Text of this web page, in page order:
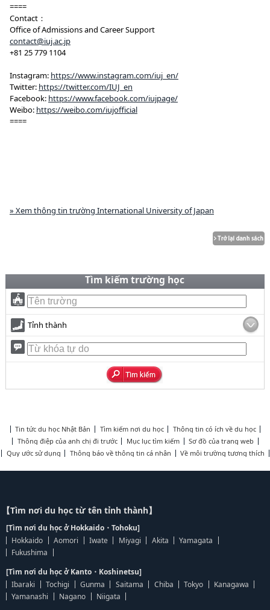
====
Contact：
Office of Admissions and Career Support
contact@iuj.ac.jp
+81 25 779 1104
Instagram: https://www.instagram.com/iuj_en/
Twitter: https://twitter.com/IUJ_en
Facebook: https://www.facebook.com/iujpage/
Weibo: https://weibo.com/iujofficial
====
» Xem thông tin trường International University of Japan
Tìm kiếm trường học
Tỉnh thành
Tin tức du học Nhật Bản Tìm kiếm nơi du học
Thông tin có ích về du học
Thông điệp của anh chị đi trước
Mục lục tìm kiếm
Sơ đồ của trang web
Quy ước sử dụng
Thông báo về thông tin cá nhân Về môi trường tương thích
【Tìm nơi du học từ tên tỉnh thành】
[Tìm nơi du học ở Hokkaido・Tohoku]
Hokkaido
Aomori Iwate Miyagi Akita
Yamagata
Fukushima
[Tìm nơi du học ở Kanto・Koshinetsu]
Ibaraki
Tochigi Gunma Saitama Chiba Tokyo
Kanagawa
Yamanashi
Nagano
Niigata